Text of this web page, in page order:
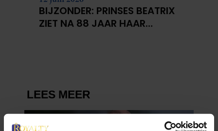
BIJZONDER: PRINSES BEATRIX
ZIET NA 88 JAAR HAAR